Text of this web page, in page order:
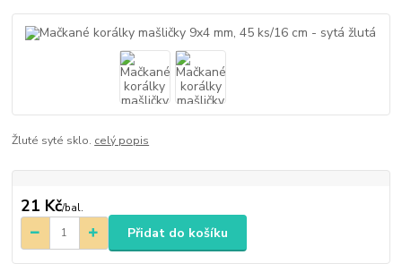
Žluté syté sklo. celý popis
21 Kč/bal.
Přidat do košíku